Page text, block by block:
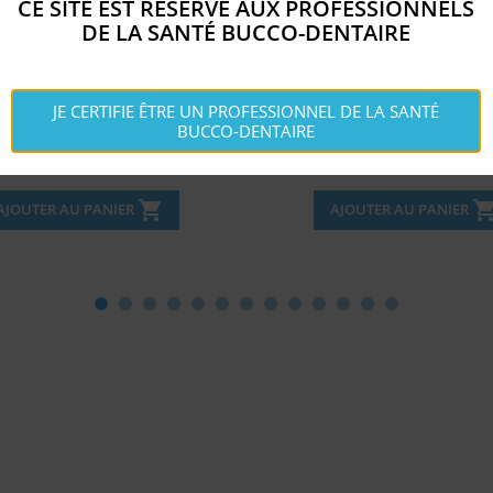
HEIDEMANN...
Prix
8, €
AU PANIER shopping_cart
POLA NIGHT 16% KIT
Prix
61, €
AJOUTER AU PANIER
CE SITE EST RÉSERVÉ AUX PROFESSIONNELS
DE LA SANTÉ BUCCO-DENTAIRE
JE CERTIFIE ÊTRE UN PROFESSIONNEL DE LA SANTÉ
BUCCO-DENTAIRE